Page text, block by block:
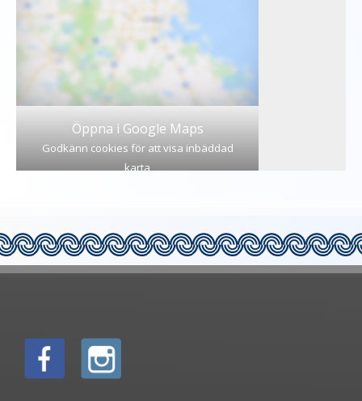
Öppna i Google Maps
Godkänn cookies för att visa inbäddad
karta